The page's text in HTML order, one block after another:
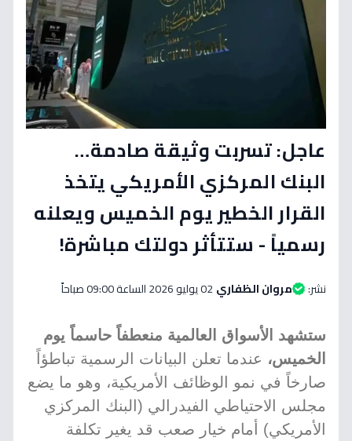
عاجل: تسربت وثيقة صادمة…
البنك المركزي الأمريكي يتخذ
القرار الخطير يوم الخميس ويعلنه
رسمياً - ستتأثر دولتك مباشرة!
نشر: مروان الظفاري02 يوليو 2026 الساعة 09:00 صباحاً
ستشهد الأسواق العالمية منعطفاً حاسماً يوم
الخميس، عندما تعلن البيانات الرسمية تباطؤاً
صارخاً في نمو الوظائف الأمريكية، وهو ما يضع
مجلس الاحتياطي الفيدرالي (البنك المركزي
الأمريكي) أمام خيار صعب قد يغير تكلفة